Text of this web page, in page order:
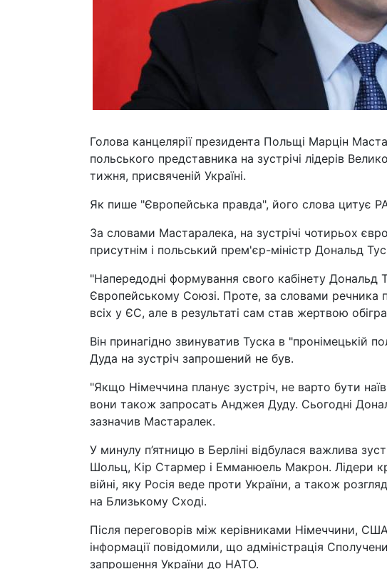
Голова канцелярії президента Польщі Марцін
польського представника на зустрічі лідерів
тижня, присвяченій Україні.
Як пише "Європейська правда", його слова цитує
За словами Мастаралека, на зустрічі чотирьох
присутнім і польський прем'єр-міністр Дональд
"Напередодні формування свого кабінету
Європейському Союзі. Проте, за словами речника
всіх у ЄС, але в результаті сам став жертвою
Він принагідно звинуватив Туска в
Дуда на зустріч запрошений не був.
"Якщо Німеччина планує зустріч, не варто бути
вони також запросать Анджея Дуду. Сьогодні
зазначив Мастаралек.
У минулу п’ятницю в Берліні відбулася важлива
Шольц, Кір Стармер і Емманюель Макрон. Лідери
війні, яку Росія веде проти України, а також
на Близькому Сході.
Після переговорів між керівниками Німеччини,
інформації повідомили, що адміністрація
запрошення України до НАТО.